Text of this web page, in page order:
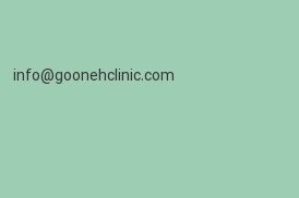
info@goonehclinic.com